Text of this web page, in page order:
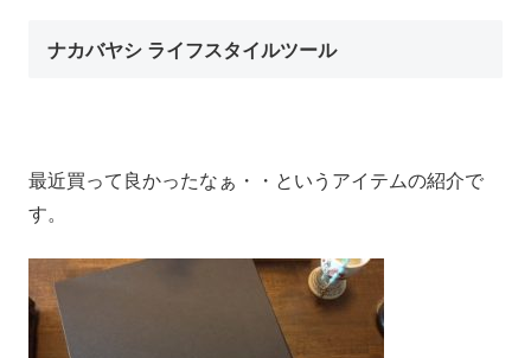
ナカバヤシ ライフスタイルツール
最近買って良かったなぁ・・というアイテムの紹介で
す。